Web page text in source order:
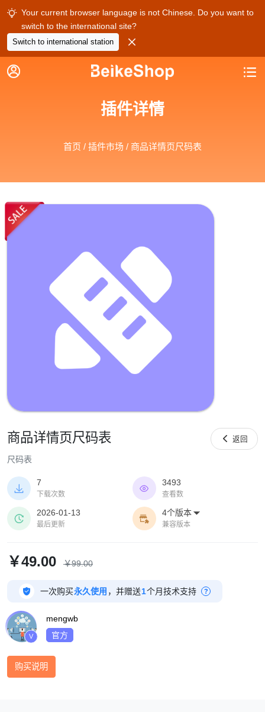
 Your current browser language is not Chinese. Do you want to
switch to the international site?
Switch to international station 
 
插件详情
首页 / 插件市场 / 商品详情页尺码表
商品详情页尺码表
尺码表
 返回

7
下载次数

3493
查看数

2026-01-13
最后更新

4个版本 
兼容版本
￥49.00 ￥99.00
 一次购买永久使用 ，并赠送1个月技术支持 ?
V
mengwb
官方
购买说明